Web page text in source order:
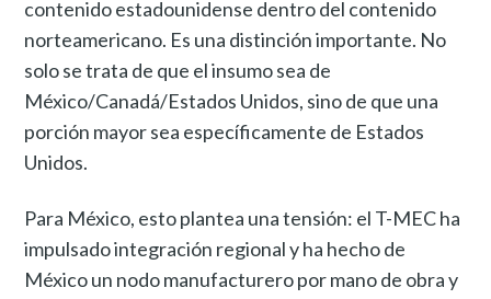
contenido estadounidense dentro del contenido
norteamericano. Es una distinción importante. No
solo se trata de que el insumo sea de
México/Canadá/Estados Unidos, sino de que una
porción mayor sea específicamente de Estados
Unidos.
Para México, esto plantea una tensión: el T-MEC ha
impulsado integración regional y ha hecho de
México un nodo manufacturero por mano de obra y